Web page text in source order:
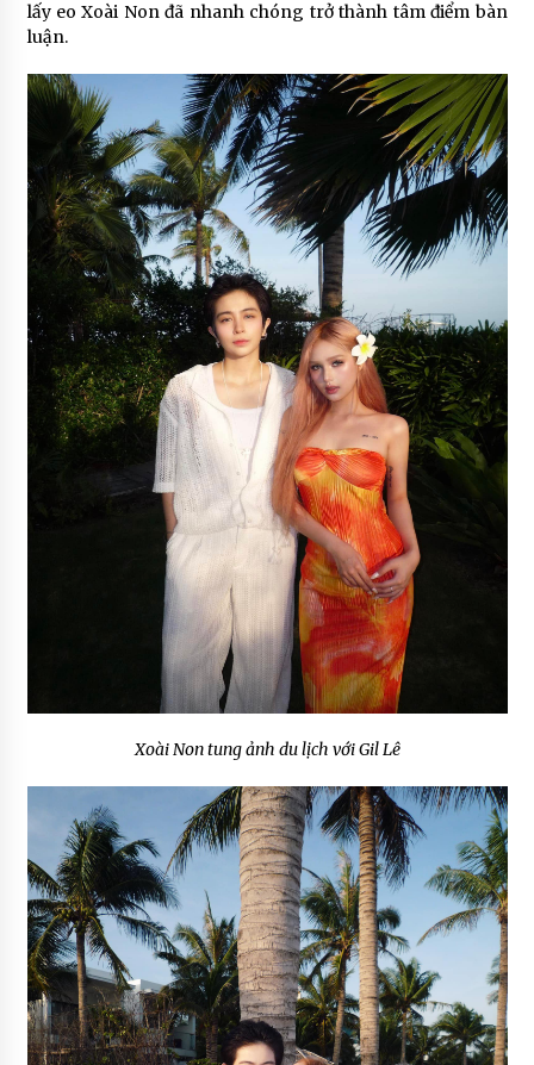
lấy eo Xoài Non đã nhanh chóng trở thành tâm điểm bàn
luận.
Xoài Non tung ảnh du lịch với Gil Lê